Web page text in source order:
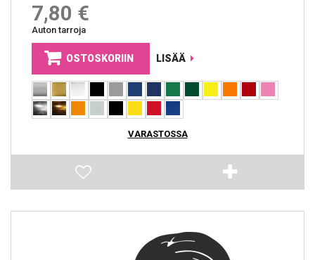
7,80 €
Auton tarroja
OSTOSKORIIN LISÄÄ
VARASTOSSA